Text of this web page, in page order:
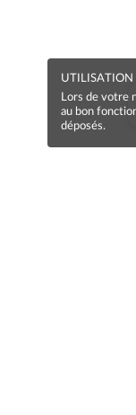
UTILISATION
Lors de votre
au bon
déposés.